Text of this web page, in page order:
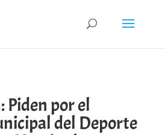
Piden por el
del Deporte